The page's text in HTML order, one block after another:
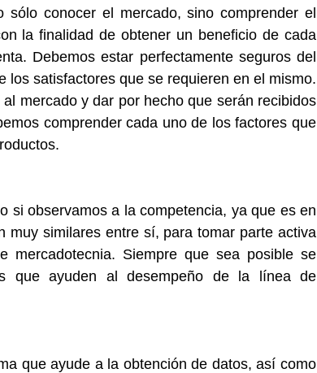
sólo conocer el mercado, sino comprender el
la finalidad de obtener un beneficio de cada
Debemos estar perfectamente seguros del
los satisfactores que se requieren en el mismo.
mercado y dar por hecho que serán recibidos
comprender cada uno de los factores que
si observamos a la competencia, ya que es en
muy similares entre sí, para tomar parte activa
mercadotecnia. Siempre que sea posible se
que ayuden al desempeño de la línea de
que ayude a la obtención de datos, así como